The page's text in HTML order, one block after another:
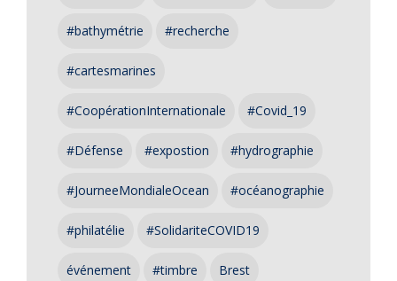
#bathymétrie #recherche
#cartesmarines
#CoopérationInternationale #Covid_19
#Défense #expostion #hydrographie
#JourneeMondialeOcean #océanographie
#philatélie #SolidariteCOVID19
événement #timbre Brest